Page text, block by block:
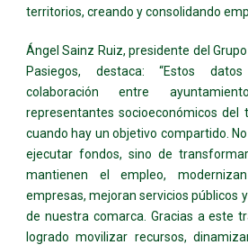
territorios, creando y consolidando
Ángel Sainz Ruiz, presidente del
Pasiegos, destaca: “Estos
colaboración entre
representantes socioeconómicos
cuando hay un objetivo compartido.
ejecutar fondos, sino de
mantienen el empleo,
empresas, mejoran servicios públicos
de nuestra comarca. Gracias a este
logrado movilizar recursos,